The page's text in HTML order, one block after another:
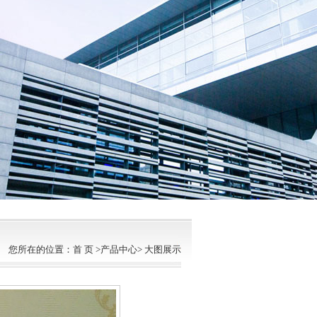
您所在的位置：首 页 >产品中心> 大图展示